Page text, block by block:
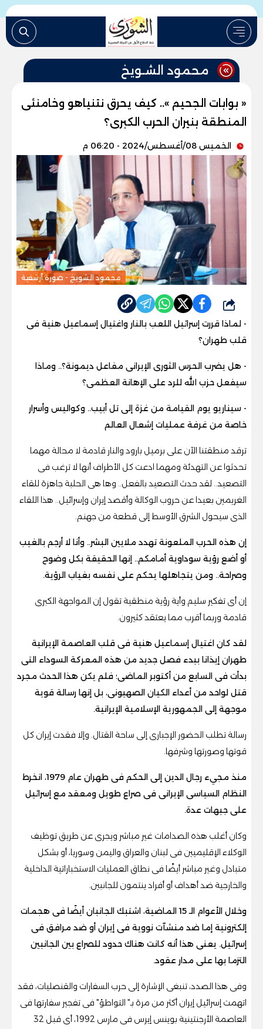
محمود الشـويخ
« بوابات الجحيم ».. كيف يحرق نتنياهو وخامنئى
المنطقة بنيران الحرب الكبرى؟
الخميس 08/أغسطس/2024 - 06:20 م
محمود الشويخ - صورة أرشفية
شارك
- لماذا قررت إسرائيل اللعب بالنار واغتيال إسماعيل هنية فى
قلب طهران؟
- هل يضرب الحرس الثورى الإيرانى مفاعل ديمونة؟.. وماذا
سيفعل حزب الله للرد على الإهانة العظمى؟
- سيناريو يوم القيامة من غزة إلى تل أبيب.. وكواليس وأسرار
خاصة من غرفة عمليات إشعال العالم
ترقد منطقتنا الآن على برميل بارود والنار قادمة لا محالة مهما
تحدثوا عن التهدئة ومهما ادعت كل الأطراف أنها لا ترغب فى
التصعيد.. لقد حدث التصعيد بالفعل.. وها هى الحلبة جاهزة للقاء
الغريمين بعيدا عن حروب الوكالة وأقصد إيران وإسرائيل.. هذا اللقاء
الذى سيحول الشرق الأوسط إلى قطعة من جهنم.
إن هذه الحرب الملعونة تهدد ملايين البشر.. وأنا لا أرجم بالغيب
أو أضع رؤية سوداوية أمامكم.. إنها الحقيقة بكل وضوح
وصراحة.. ومن يتجاهلها يحكم على نفسه بغياب الرؤية.
إن أى تفكير سليم وأية رؤية منطقية تقول إن المواجهة الكبرى
قادمة وربما أقرب مما يعتقد كثيرون.
لقد كان اغتيال إسماعيل هنية فى قلب العاصمة الإيرانية
طهران إيذانا ببدء فصل جديد من هذه المعركة السوداء التى
بدأت فى السابع من أكتوبر الماضى؛ فلم يكن هذا الحدث مجرد
قتل لواحد من أعداء الكيان الصهيونى، بل إنها رسالة قوية
موجهة إلى الجمهورية الإسلامية الإيرانية.
رسالة تطلب الحضور الإجبارى إلى ساحة القتال. وإلا فقدت إيران كل
قوتها وصورتها وشرفها.
منذ مجيء رجال الدين إلى الحكم فى طهران عام 1979، انخرط
النظام السياسى الإيرانى فى صراع طويل ومعقد مع إسرائيل
على جبهات عدة.
وكان أغلب هذه الصدامات غير مباشر ويجرى عن طريق توظيف
الوكلاء الإقليميين فى لبنان والعراق واليمن وسوريا، أو بشكل
متبادل وغير مباشر أيضًا فى نطاق العمليات الاستخباراتية الداخلية
والخارجية ضد أهداف أو أفراد ينتمون للجانبين.
وخلال الأعوام الـ 15 الماضية، اشتبك الجانبان أيضًا فى هجمات
إلكترونية إما ضد منشآت نووية فى إيران أو ضد مرافق فى
إسرائيل. يعنى هذا أنه كانت هناك حدود للصراع بين الجانبين
التزما بها على مدار عقود.
وفى هذا الصدد، تنبغى الإشارة إلى حرب السفارات والقنصليات، فقد
اتهمت إسرائيل إيران أكثر من مرة بـ" التواطؤ" فى تفجير سفارتها فى
العاصمة الأرجنتينية بوينس إيرس فى مارس 1992، أى قبل 32